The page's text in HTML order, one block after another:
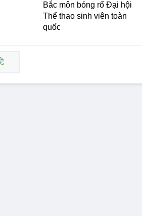
Bắc môn bóng rổ Đại hội
Thể thao sinh viên toàn
quốc